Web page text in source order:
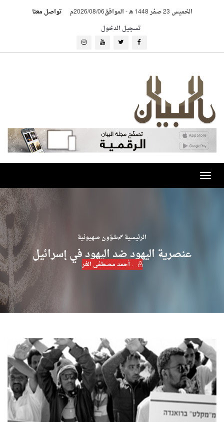
الخميس 23 صفر 1448 هـ -الموافق2026/08/06م
تواصل معنا
تسجيل الدخول
Toggle
navigation
الرئيسية شؤون صهيونية
عنصرية اليهود ضد اليهود في إسرائيل
. أحمد مصطفى الغر